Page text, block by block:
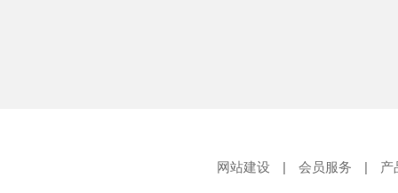
网站建设 | 会员服务 | 产